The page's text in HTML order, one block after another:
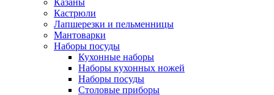
Казаны
Кастрюли
Лапшерезки и пельменницы
Мантоварки
Наборы посуды
Кухонные наборы
Наборы кухонных ножей
Наборы посуды
Столовые приборы